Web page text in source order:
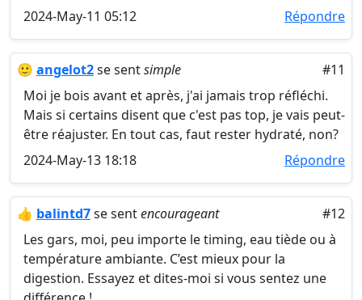
2024-May-11 05:12
Répondre
🙂 angelot2se sentsimple
#11
Moi je bois avant et après, j'ai jamais trop réfléchi.
Mais si certains disent que c'est pas top, je vais peut-
être réajuster. En tout cas, faut rester hydraté, non?
2024-May-13 18:18
Répondre
👍 balintd7se sentencourageant
#12
Les gars, moi, peu importe le timing, eau tiède ou à
température ambiante. C’est mieux pour la
digestion. Essayez et dites-moi si vous sentez une